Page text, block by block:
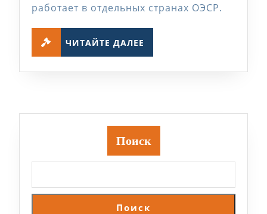
работает в отдельных странах ОЭСР.
ЧИТАЙТЕ ДАЛЕЕ
Поиск
Поиск